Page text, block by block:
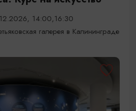
14:00,16:30
галерея в Калининграде